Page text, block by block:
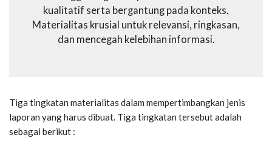
kualitatif serta bergantung pada konteks.
Materialitas krusial untuk relevansi, ringkasan,
dan mencegah kelebihan informasi.
Tiga tingkatan materialitas dalam mempertimbangkan jenis
laporan yang harus dibuat. Tiga tingkatan tersebut adalah
sebagai berikut :